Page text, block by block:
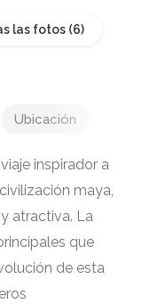
las fotos
Ubicación
inspirador a
maya,
atractiva. La
que
de esta